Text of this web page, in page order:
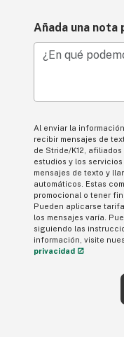
Añada una nota
¿En qué
Al enviar la
recibir mensajes de
de Stride/K12,
estudios y los
mensajes de texto y
automáticos. Estas
promocional o tener
Pueden aplicarse
los mensajes varía.
siguiendo las
información, visite
privacidad